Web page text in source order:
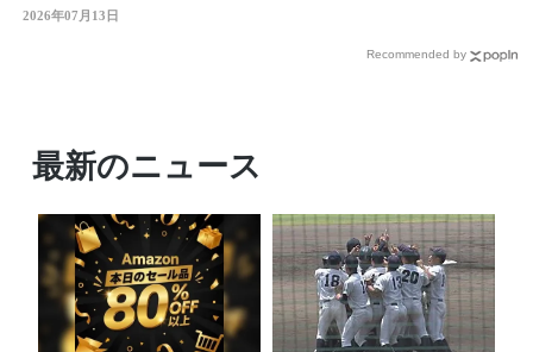
害者と面識なし 大分
2026年07月13日
Recommended by
最新のニュース